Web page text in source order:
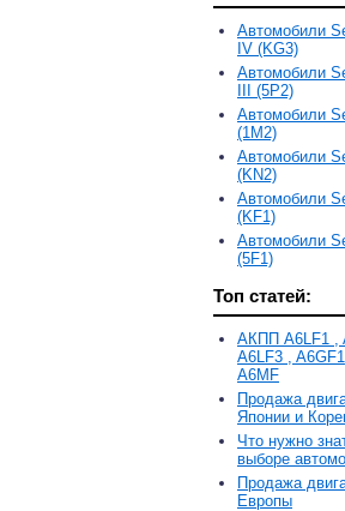
Автомобили
IV (KG3)
Автомобили
III (5P2)
Автомобили
(1M2)
Автомобили
(KN2)
Автомобили
(KF1)
Автомобили
(5F1)
Топ статей:
АКПП A6LF1 ,
A6LF3 ,
A6MF
Продажа
Японии и
Что нужно
выборе
Продажа
Европы